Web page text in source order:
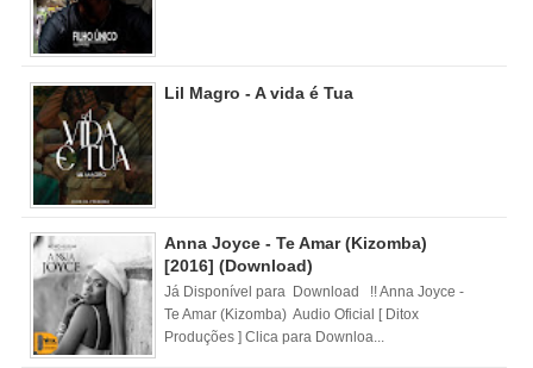
Lil Magro - A vida é Tua
Anna Joyce - Te Amar (Kizomba)
[2016] (Download)
Já Disponível para Download !! Anna Joyce -
Te Amar (Kizomba) Audio Oficial [ Ditox
Produções ] Clica para Downloa...